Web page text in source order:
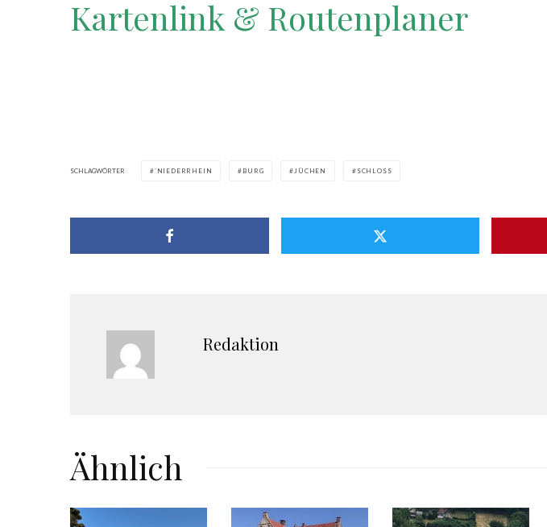
Kartenlink & Routenplaner
SCHLAGWÖRTER `NIEDERRHEIN BURG JÜCHEN SCHLOSS
Redaktion
Ähnlich